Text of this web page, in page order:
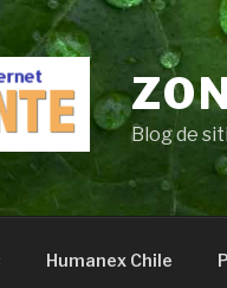
Blog de
Humanex Chile